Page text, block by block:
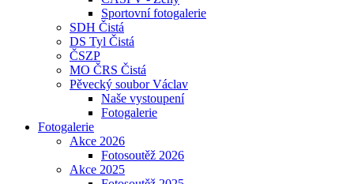
Sportovní fotogalerie
SDH Čistá
DS Tyl Čistá
ČSZP
MO ČRS Čistá
Pěvecký soubor Václav
Naše vystoupení
Fotogalerie
Fotogalerie
Akce 2026
Fotosoutěž 2026
Akce 2025